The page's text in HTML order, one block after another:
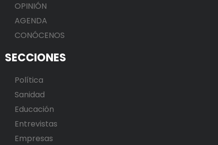
OPINIÓN
AGENDA
CONÓCENOS
SECCIONES
Política
Sanidad
Educación
Entrevistas
Empresas